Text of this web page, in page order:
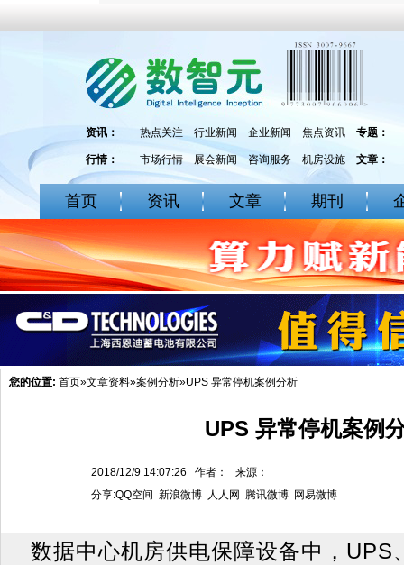
资讯： 热点关注 行业新闻 企业新闻 焦点资讯 专题：
行情： 市场行情 展会新闻 咨询服务 机房设施 文章：
首页 资讯 文章 期刊
您的位置: 首页»文章资料»案例分析»UPS 异常停机案例分析
UPS 异常停机案例
2018/12/9 14:07:26 作者： 来源：
分享:QQ空间 新浪微博 人人网 腾讯微博 网易微博
数据中心机房供电保障设备中，UPS